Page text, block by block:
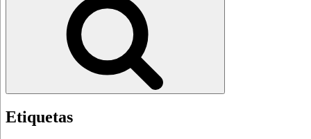
Etiquetas